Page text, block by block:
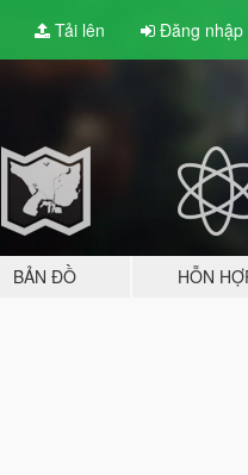
Tải lên Đăng nhập
BẢN ĐỒ HỖN